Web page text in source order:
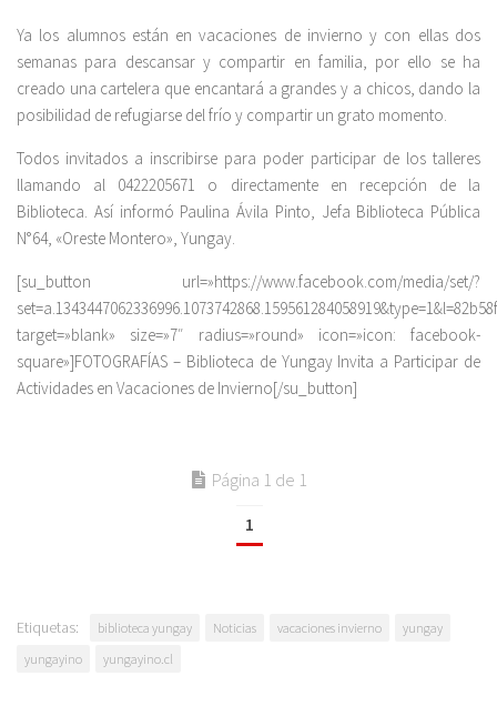
Ya los alumnos están en vacaciones de invierno y con ellas dos
semanas para descansar y compartir en familia, por ello se ha
creado una cartelera que encantará a grandes y a chicos, dando la
posibilidad de refugiarse del frío y compartir un grato momento.
Todos invitados a inscribirse para poder participar de los talleres
llamando al 0422205671 o directamente en recepción de la
Biblioteca. Así informó Paulina Ávila Pinto, Jefa Biblioteca Pública
N°64, «Oreste Montero», Yungay.
[su_button url=»https://www.facebook.com/media/set/?
target=»blank» size=»7″ radius=»round» icon=»icon: facebook-
square»]FOTOGRAFÍAS – Biblioteca de Yungay Invita a Participar de
Actividades en Vacaciones de Invierno[/su_button]
Página 1 de 1
1
Etiquetas: biblioteca yungay Noticias vacaciones invierno
yungay
yungayino
yungayino.cl